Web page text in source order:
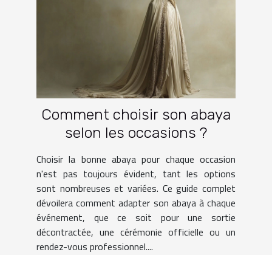
Comment choisir son abaya
selon les occasions ?
Choisir la bonne abaya pour chaque occasion
n'est pas toujours évident, tant les options
sont nombreuses et variées. Ce guide complet
dévoilera comment adapter son abaya à chaque
événement, que ce soit pour une sortie
décontractée, une cérémonie officielle ou un
rendez-vous professionnel....